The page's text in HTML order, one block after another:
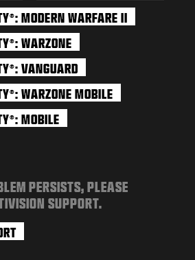
®: MODERN WARFARE II
®: WARZONE
®: VANGUARD
®: WARZONE MOBILE
®: MOBILE
PERSISTS, PLEASE
SUPPORT.